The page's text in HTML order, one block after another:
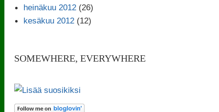
heinäkuu 2012 (26)
kesäkuu 2012 (12)
SOMEWHERE, EVERYWHERE